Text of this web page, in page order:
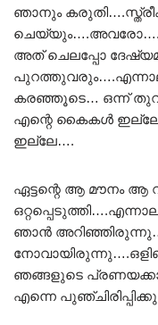
ഞാനും
അത് ചെലപ്പോ
കരഞ്ഞൂടെ… ഒന്ന്
എന്റെ കൈകൾ
ഇല്ലേ….
ഏട്ടന്റെ ആ മൗനം ആ
ഞാൻ
ഞങ്ങളുടെ
എന്നെ